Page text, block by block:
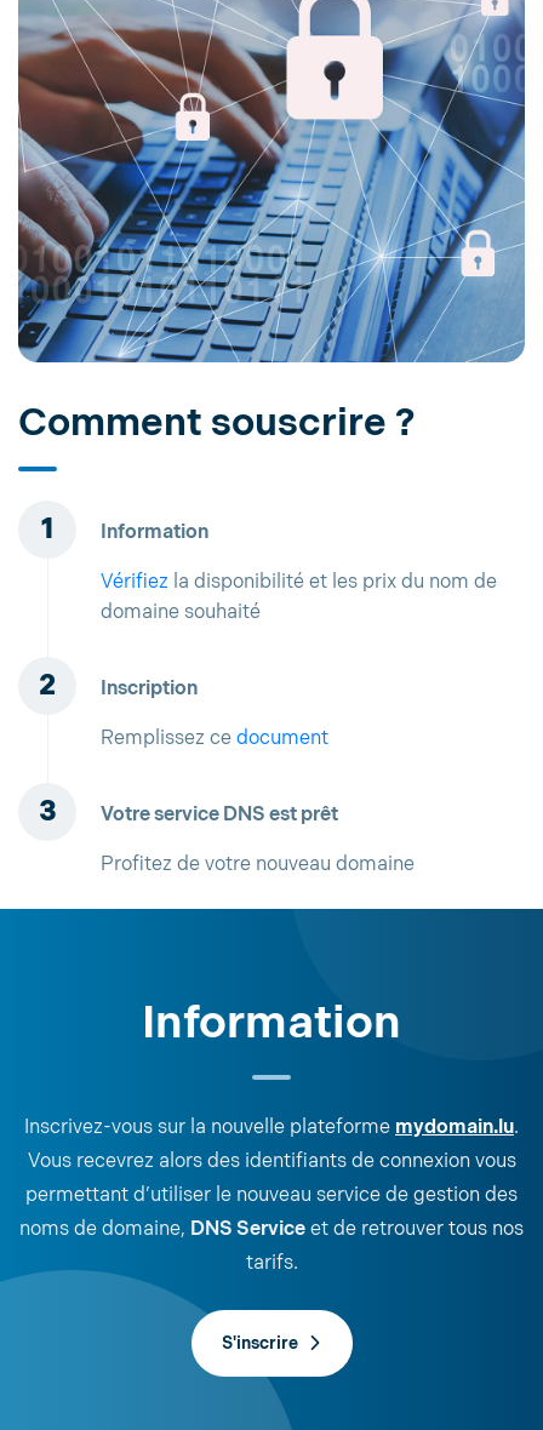
Comment souscrire ?
Information
Vérifiez la disponibilité et les prix du nom de
domaine souhaité
Inscription
Remplissez ce document
Votre service DNS est prêt
Profitez de votre nouveau domaine
Information
Inscrivez-vous sur la nouvelle plateforme mydomain.lu.
Vous recevrez alors des identifiants de connexion vous
permettant d’utiliser le nouveau service de gestion des
noms de domaine, DNS Service et de retrouver tous nos
tarifs.
S'inscrire